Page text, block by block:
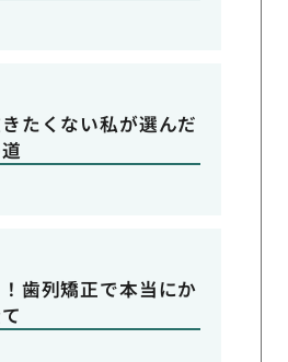
たくない私が選んだ
歯列矯正で本当にか